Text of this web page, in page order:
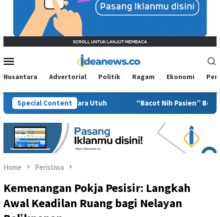
Menu
Nusantara Advertorial Politik Ragam Ekonomi
Special Content
Secara Utuh “Bacot Nih Pasien” Berujung Sanksi,
Home Peristiwa
Kemenangan Pokja Pesisir: Langkah
Awal Keadilan Ruang bagi Nelayan